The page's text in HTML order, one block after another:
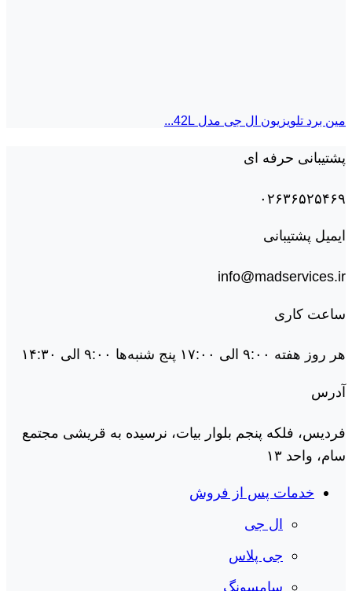
مین برد تلویزیون ال جی مدل 42L...
پشتیبانی حرفه ای
۰۲۶۳۶۵۲۵۴۶۹
ایمیل پشتیبانی
info@madservices.ir
ساعت کاری
هر روز هفته ۹:۰۰ الی ۱۷:۰۰ پنج شنبه‌ها ۹:۰۰ الی ۱۴:۳۰
آدرس
فردیس، فلکه پنجم بلوار بیات، نرسیده به قریشی مجتمع
سام، واحد ۱۳
خدمات پس از فروش
ال جی
جی پلاس
سامسونگ